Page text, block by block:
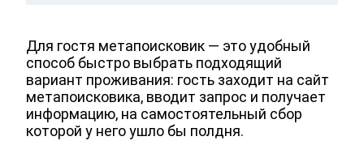
Для гостя метапоисковик — это удобный
способ быстро выбрать подходящий
вариант проживания: гость заходит на сайт
метапоисковика, вводит запрос и получает
информацию, на самостоятельный сбор
которой у него ушло бы полдня.